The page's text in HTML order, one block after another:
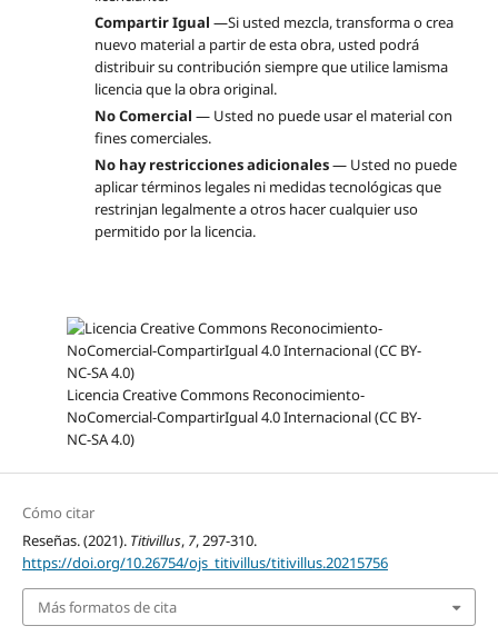
Compartir Igual —Si usted mezcla, transforma o crea
nuevo material a partir de esta obra, usted podrá
distribuir su contribución siempre que utilice lamisma
licencia que la obra original.
No Comercial — Usted no puede usar el material con
fines comerciales.
No hay restricciones adicionales— Usted no puede
aplicar términos legales ni medidas tecnológicas que
restrinjan legalmente a otros hacer cualquier uso
permitido por la licencia.
Licencia Creative Commons Reconocimiento-
NoComercial-CompartirIgual 4.0 Internacional (CC BY-
NC-SA 4.0)
Cómo citar
Reseñas. (2021). Titivillus, 7, 297-310.
https://doi.org/10.26754/ojs_titivillus/titivillus.20215756
Más formatos de cita